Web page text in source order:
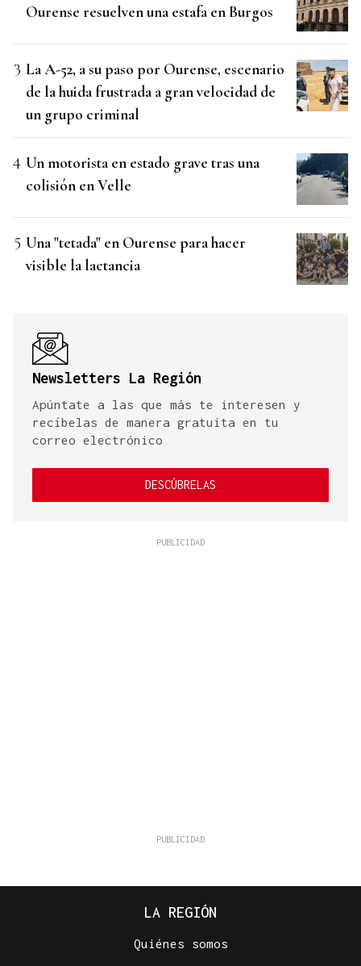
Ourense resuelven una estafa en Burgos
La A-52, a su paso por Ourense, escenario
de la huida frustrada a gran velocidad de
un grupo criminal
Un motorista en estado grave tras una
colisión en Velle
Una "tetada" en Ourense para hacer
visible la lactancia
Newsletters La Región
Apúntate a las que más te interesen y
recíbelas de manera gratuita en tu
correo electrónico
DESCÚBRELAS
LA REGIÓN
Quiénes somos